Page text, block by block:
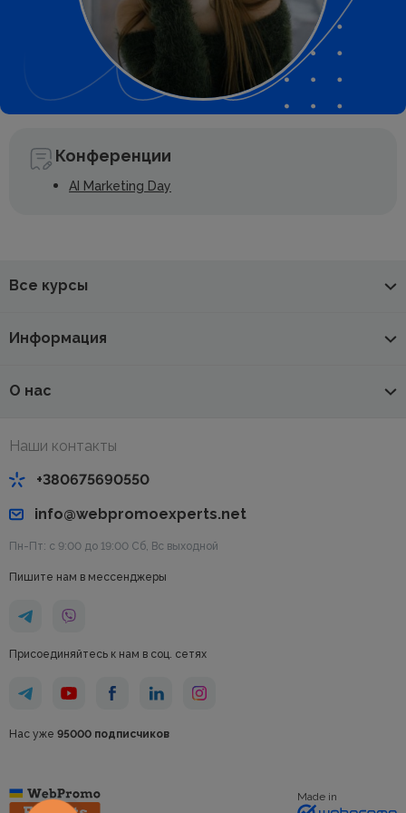
Конференции
AI Marketing Day
Все курсы
Информация
О нас
Наши контакты
+380675690550
info@webpromoexperts.net
Пн-Пт: с 9:00 до 19:00 Cб, Вс выходной
Пишите нам в мессенджеры
Присоединяйтесь к нам в соц. сетях
Нас уже 95000 подписчиков
Made in